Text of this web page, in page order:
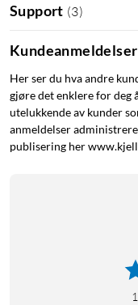
Support (3)
Kundeanmeldelser
Her ser du hva andre
gjøre det enklere for deg
utelukkende av kunder
anmeldelser
publisering her
1